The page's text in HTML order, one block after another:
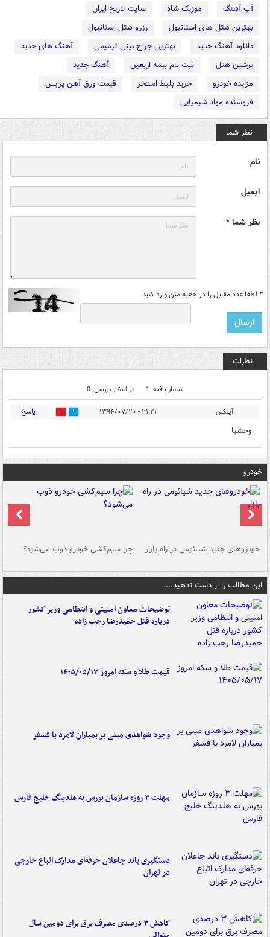
آپ آهنگ موزیک شاه
سایت تاریخ ایران
بهترین هتل های استانبول
رزرو هتل استانبول
دانلود آهنگ جدید
بهترین جراح بینی ترمیمی
آهنگ های جدید
پرشین هتل
ثبت نام بیمه اربعین
آهنگ جدید
مزایده خودرو
خرید بلیط استخر
قیمت ورق آهن پرایس
فروشنده مواد شیمیایی
نظر شما
نام
ایمیل
نظر شما *
* لطفا عدد مقابل را در جعبه متن وارد کنید
نظرات
انتشار یافته: 1 در انتظار بررسی: 0
آیتکین ۲۱:۲۱ - ۱۳۹۴/۰۷/۲۰ 0 پاسخ
وحشیا
خودرو
خودروهای جدید شیائومی در راه بازار چرا سیم‌کشی خودرو ذوب می‌شود؟
این مطالب را از دست ندهید....
توضیحات معاون امنیتی و انتظامی وزیر کشور
درباره قتل حمیدرضا رجب زاده
قیمت طلا و سکه امروز ۱۴۰۵/۰۵/۱۷
وجود شواهدی مبنی بر بمباران لامرد با فسفر
مهلت ۳ روزه سازمان بورس به هلدینگ خلیج فارس
دستگیری باند جاعلان حرفه‌ای مدارک اتباع خارجی
در تهران
کاهش ۳ درصدی مصرف برق برای دومین سال